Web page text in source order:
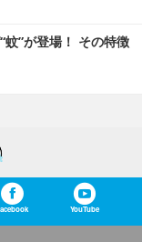
蚊”が登場！ その特徴
YouTube